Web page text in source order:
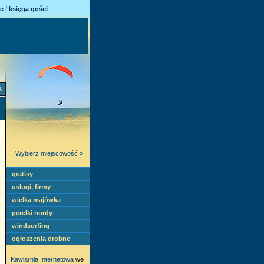
/ księga gości
Wybierz miejscowość »
gratisy
usługi, firmy
wielka majówka
perełki nordy
windsurfing
ogłoszenia drobne
Kawiarnia Internetowa we